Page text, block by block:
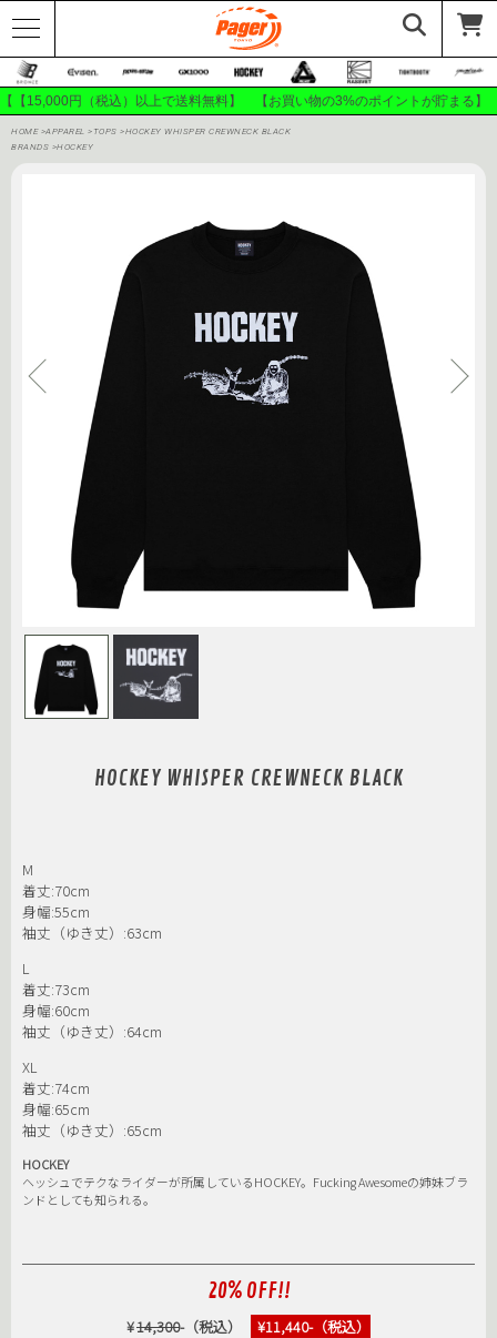
【【15,000円（税込）以上で送料無料】 【お買い物の3%のポイントが貯ま
HOME >APPAREL > TOPS >HOCKEY WHISPER CREWNECK BLACK
BRANDS >HOCKEY
HOCKEY WHISPER CREWNECK BLACK
M
着丈:70cm
身幅:55cm
袖丈（ゆき丈）:63cm
L
着丈:73cm
身幅:60cm
袖丈（ゆき丈）:64cm
XL
着丈:74cm
身幅:65cm
袖丈（ゆき丈）:65cm
HOCKEY
ヘッシュでテクなライダーが所属しているHOCKEY。Fucking Awesomeの姉妹ブラ
ンドとしても知られる。
20% OFF!!
¥14,300-（税込） ¥11,440-（税込）